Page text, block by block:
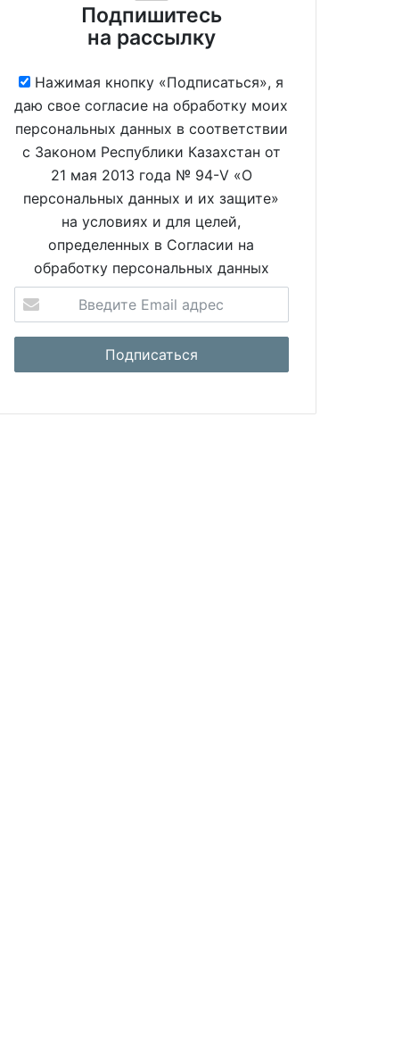
Подпишитесь
на рассылку
Нажимая кнопку «Подписаться», я
даю свое согласие на обработку моих
персональных данных в соответствии
с Законом Республики Казахстан от
21 мая 2013 года № 94-V «О
персональных данных и их защите»
на условиях и для целей,
определенных в Согласии на
обработку персональных данных